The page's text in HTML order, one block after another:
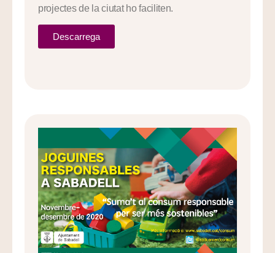
projectes de la ciutat ho faciliten.
Descarrega